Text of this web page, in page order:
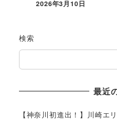
2026年3月10日
検索
最近
【神奈川初進出！】川崎エ